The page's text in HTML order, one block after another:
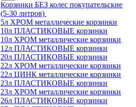
Корзинки БЕЗ колес покупательские
(5-30 литров)
5л ХРОМ металлические корзинки
10л ПЛАСТИКОВЫЕ корзинки
10л ХРОМ металлические корзинки
12л ПЛАСТИКОВЫЕ корзинки
20л ПЛАСТИКОВЫЕ корзинки
22л ХРОМ металлические корзинки
22л ЦИНК металлические корзинки
23л ПЛАСТИКОВЫЕ корзинки
23л ХРОМ металлические корзинки
26л ПЛАСТИКОВЫЕ корзинки